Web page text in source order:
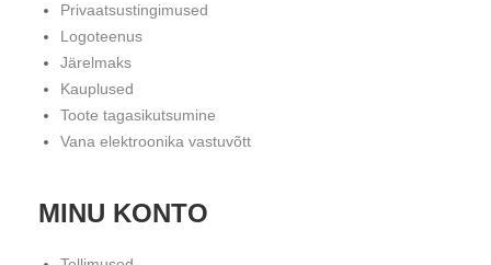
Privaatsustingimused
Logoteenus
Järelmaks
Kauplused
Toote tagasikutsumine
Vana elektroonika vastuvõtt
MINU KONTO